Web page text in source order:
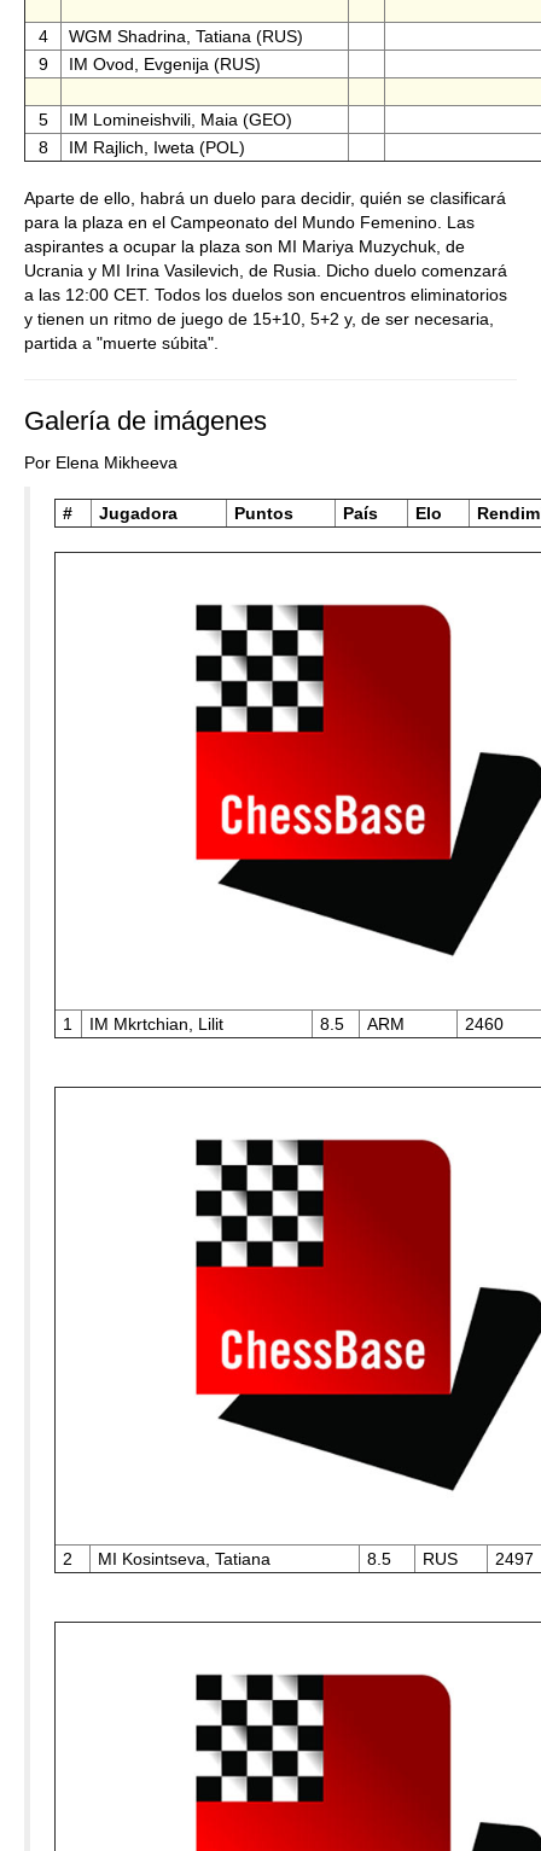
4
WGM Shadrina, Tatiana (RUS)
9
IM Ovod, Evgenija (RUS)
5
IM Lomineishvili, Maia (GEO)
8
IM Rajlich, Iweta (POL)
Aparte de ello, habrá un duelo para decidir, quién se clasificará
para la plaza en el Campeonato del Mundo Femenino. Las
aspirantes a ocupar la plaza son MI Mariya Muzychuk, de
Ucrania y MI Irina Vasilevich, de Rusia. Dicho duelo comenzará
a las 12:00 CET. Todos los duelos son encuentros eliminatorios
y tienen un ritmo de juego de 15+10, 5+2 y, de ser necesaria,
partida a "muerte súbita".
Galería de imágenes
Por Elena Mikheeva
# Jugadora Puntos País Elo
1 IM Mkrtchian, Lilit 8.5 ARM 2460
2 MI Kosintseva, Tatiana 8.5 RUS 2497